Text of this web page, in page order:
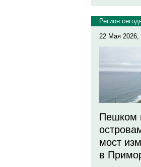
Регион
22 Мая 2026,
Пешком
мост
в